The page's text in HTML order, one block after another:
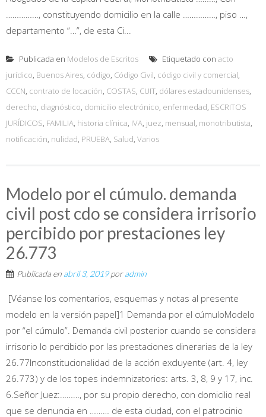
……………, constituyendo domicilio en la calle ……………, piso …,
departamento “…”, de esta Ci...
Publicada en Modelos de Escritos Etiquetado con acto
jurídico, Buenos Aires, código, Código Civil, código civil y comercial,
CCCN, contrato de locación, COSTAS, CUIT, dólares estadounidenses,
derecho, diagnóstico, domicilio electrónico, enfermedad, ESCRITOS
JURÍDICOS, FAMILIA, historia clínica, IVA, juez, mensual, monotributista,
notificación, nulidad, PRUEBA, Salud, Varios
Modelo por el cúmulo. demanda
civil post cdo se considera irrisorio
percibido por prestaciones ley
26.773
Publicada en abril 3, 2019poradmin
[Véanse los comentarios, esquemas y notas al presente
modelo en la versión papel]1 Demanda por el cúmuloModelo
por “el cúmulo”. Demanda civil posterior cuando se considera
irrisorio lo percibido por las prestaciones dinerarias de la ley
26.77Inconstitucionalidad de la acción excluyente (art. 4, ley
26.773) y de los topes indemnizatorios: arts. 3, 8, 9 y 17, inc.
6.Señor Juez:………, por su propio derecho, con domicilio real
que se denuncia en ……… de esta ciudad, con el patrocinio